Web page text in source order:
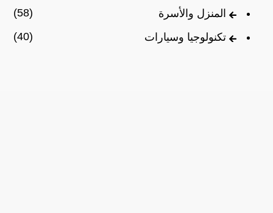
المنزل والأسرة
(58)
تكنولوجيا وسيارات
(40)